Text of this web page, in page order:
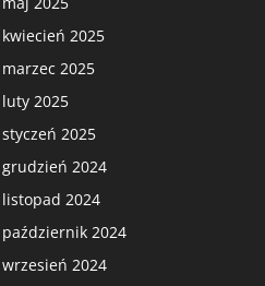
kwiecień 2025
marzec 2025
luty 2025
styczeń 2025
grudzień 2024
listopad 2024
październik 2024
wrzesień 2024